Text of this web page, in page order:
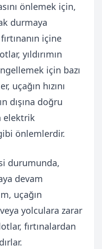
önlemek için,
durmaya
içine
yıldırımın
için bazı
uçağın hızını
dışına doğru
elektrik
önlemlerdir.
durumunda,
devam
uçağın
yolculara zarar
fırtınalardan